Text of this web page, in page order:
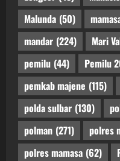
Malunda (50)
mandar (224) Mari
pemilu (44) Pemilu
pemkab majene (115)
polda sulbar (130)
polman (271) polres
polres mamasa (62)